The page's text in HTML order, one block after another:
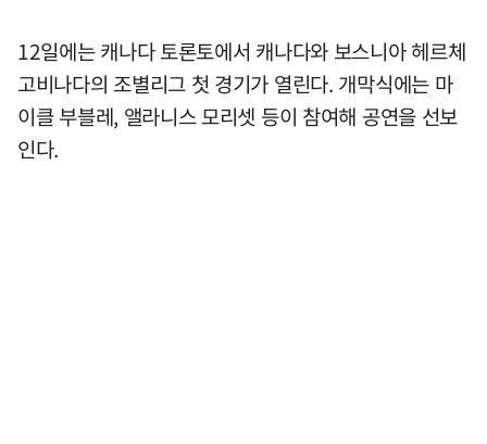
12일에는 캐나다 토론토에서 캐나다와 보스니아 헤르체
고비나다의 조별리그 첫 경기가 열린다. 개막식에는 마
이클 부블레, 앨라니스 모리셋 등이 참여해 공연을 선보
인다.